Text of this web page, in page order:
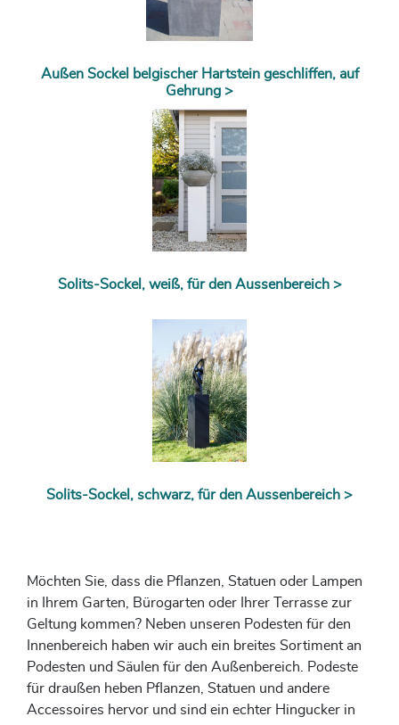
Außen Sockel belgischer Hartstein geschliffen, auf
Gehrung >
Solits-Sockel, weiß, für den Aussenbereich >
Solits-Sockel, schwarz, für den Aussenbereich >
Möchten Sie, dass die Pflanzen, Statuen oder Lampen
in Ihrem Garten, Bürogarten oder Ihrer Terrasse zur
Geltung kommen? Neben unseren Podesten für den
Innenbereich haben wir auch ein breites Sortiment an
Podesten und Säulen für den Außenbereich. Podeste
für draußen heben Pflanzen, Statuen und andere
Accessoires hervor und sind ein echter Hingucker in